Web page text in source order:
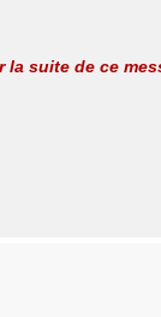
suite de ce